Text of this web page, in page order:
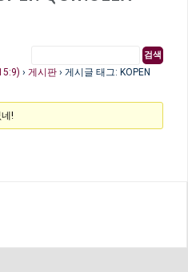
› 게시판 › 게시글 태그: KOPEN
!